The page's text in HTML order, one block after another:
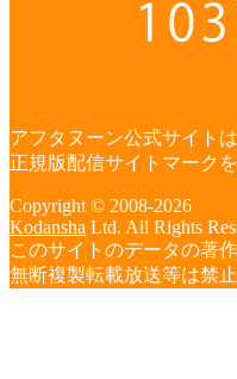
アフタヌーン公式サイトは
正規版配信サイトマーク
Copyright © 2008-2026
Kodansha Ltd. All Rights
このサイトのデータの著
無断複製転載放送等は禁止